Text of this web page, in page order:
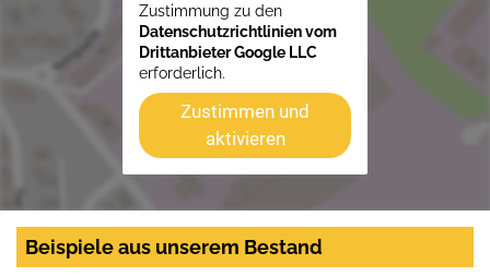
Zustimmung zu den
Datenschutzrichtlinien vom
Drittanbieter Google LLC
erforderlich.
Zustimmen und
aktivieren
Beispiele aus unserem Bestand